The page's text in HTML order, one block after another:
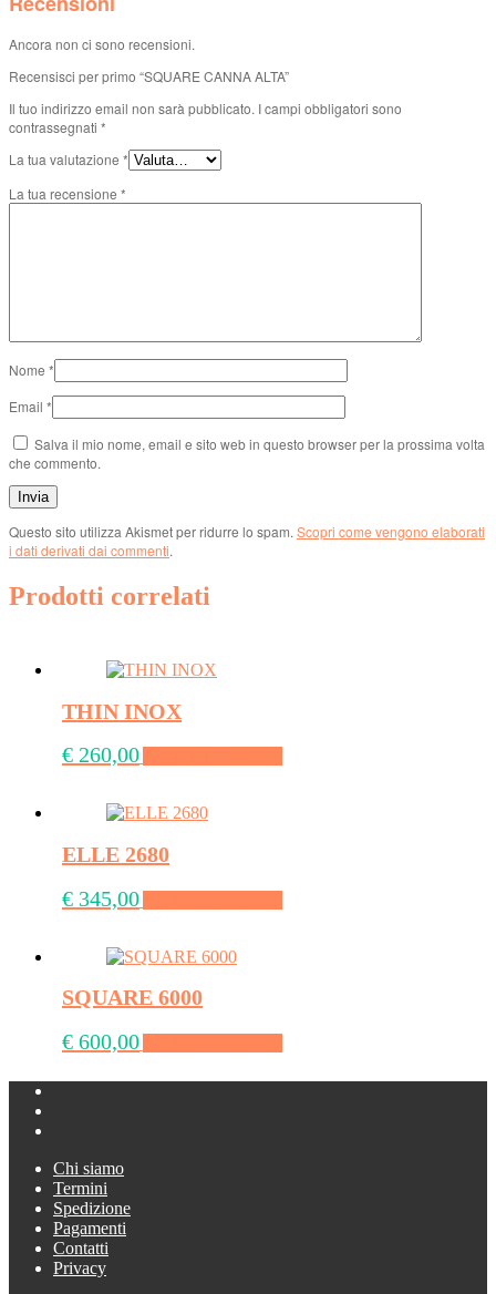
Ancora non ci sono recensioni.
Recensisci per primo “SQUARE CANNA ALTA”
Il tuo indirizzo email non sarà pubblicato. I campi obbligatori sono
contrassegnati *
La tua valutazione *
La tua recensione *
Nome *
Email *
Salva il mio nome, email e sito web in questo browser per la prossima volta
che commento.
Questo sito utilizza Akismet per ridurre lo spam.Scopri come vengono elaborati
i dati derivati dai commenti.
Prodotti correlati
THIN INOX
€ 260,00
ELLE 2680
€ 345,00
SQUARE 6000
€ 600,00
Chi siamo
Termini
Spedizione
Pagamenti
Contatti
Privacy